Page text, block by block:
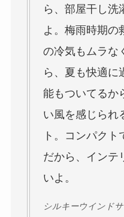
ら、部屋干し洗
よ。梅雨時期の
の冷気もムラな
ら、夏も快適に
能もついてるか
い風を感じられ
ト。コンパク
だから、インテ
いよ。
シルキーウインド